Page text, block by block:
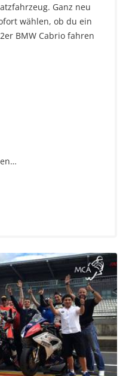
Ganz neu
wählen, ob du ein
BMW Cabrio fahren